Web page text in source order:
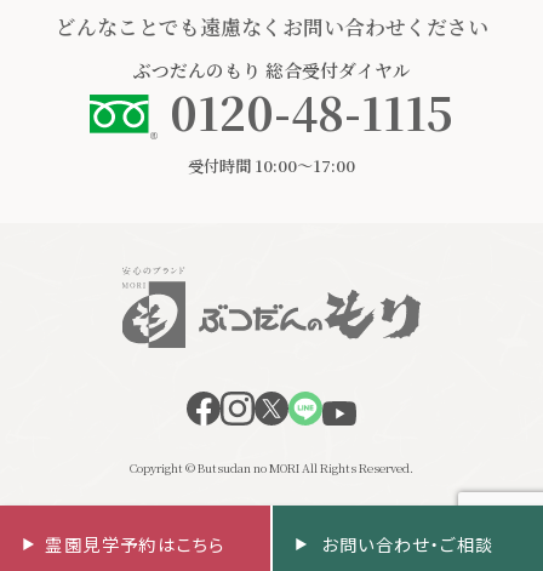
どんなことでも遠慮なくお問い合わせください
ぶつだんのもり 総合受付ダイヤル
0120-48-1115
受付時間 10:00〜17:00
Copyright © Butsudan no MORI All Rights Reserved.
霊園見学予約はこちら お問い合わせ・ご相談